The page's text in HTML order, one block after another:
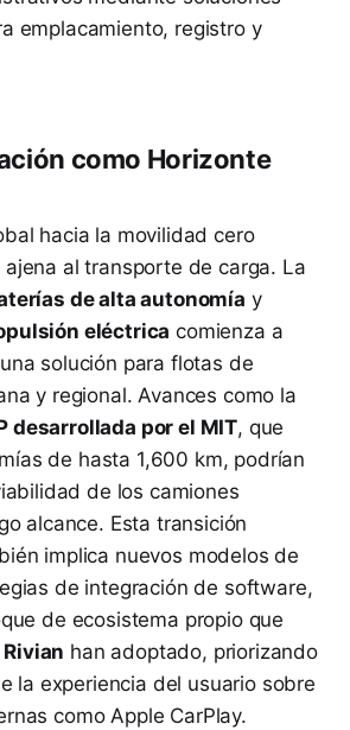
emplacamiento, registro y
como Horizonte
hacia la movilidad cero
al transporte de carga. La
de alta autonomía y
eléctrica comienza a
solución para flotas de
y regional. Avances como la
desarrollada por el MIT, que
de hasta 1,600 km, podrían
de los camiones
alcance. Esta transición
implica nuevos modelos de
de integración de software,
de ecosistema propio que
Rivian han adoptado, priorizando
la experiencia del usuario sobre
como Apple CarPlay.